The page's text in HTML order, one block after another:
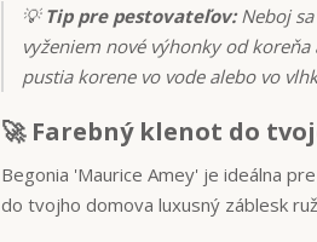
💡 Tip pre pestovateľov:Neboj sa
vyženiem nové výhonky od
pustia korene vo vode alebo vo
🚀 Farebný klenot do
Begonia 'Maurice Amey' je ideálna
do tvojho domova luxusný záblesk